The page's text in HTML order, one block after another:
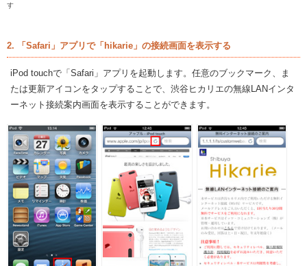
す
2. 「Safari」アプリで「hikarie」の接続画面を表示する
iPod touchで「Safari」アプリを起動します。任意のブックマーク、ま
たは更新アイコンをタップすることで、渋谷ヒカリエの無線LANインタ
ーネット接続案内画面を表示することができます。